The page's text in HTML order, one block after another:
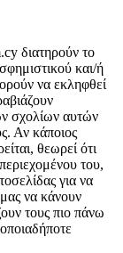
διατηρούν το
και/ή
να εκληφθεί
σχολίων αυτών
Αν κάποιος
θεωρεί ότι
του,
για να
να κάνουν
τους πιο πάνω